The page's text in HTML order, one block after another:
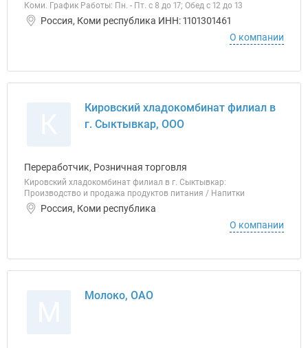
Коми. График Работы: Пн. - Пт. с 8 до 17; Обед с 12 до 13
Россия, Коми республика ИНН: 1101301461
О компании
Кировский хладокомбинат филиал в
г. Сыктывкар, ООО
Переработчик, Розничная торговля
Кировский хладокомбинат филиал в г. Сыктывкар:
Производство и продажа продуктов питания / Напитки
Россия, Коми республика
О компании
Молоко, ОАО